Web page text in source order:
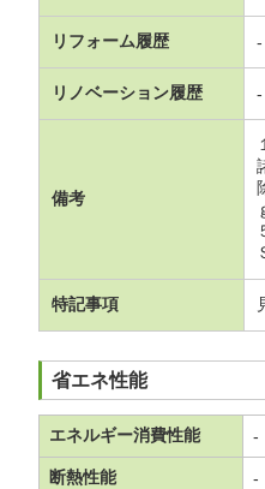
リフォーム履歴 -
リノベーション履歴 -
備考
特記事項
省エネ性能
エネルギー消費性能 -
断熱性能 -